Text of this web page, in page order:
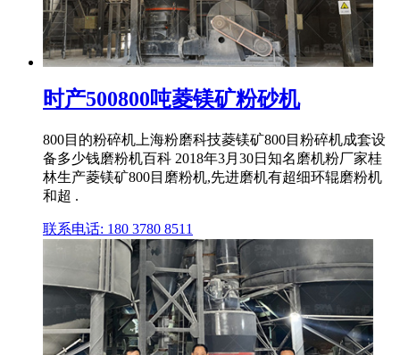
时产500800吨菱镁矿粉砂机
800目的粉碎机上海粉磨科技菱镁矿800目粉碎机成套设
备多少钱磨粉机百科 2018年3月30日知名磨机粉厂家桂
林生产菱镁矿800目磨粉机,先进磨机有超细环辊磨粉机
和超 .
联系电话: 180 3780 8511